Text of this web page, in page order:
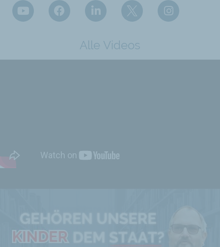
Alle Videos